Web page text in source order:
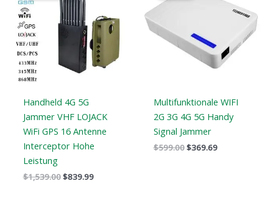
Handheld 4G 5G
Jammer VHF LOJACK
WiFi GPS 16 Antenne
Interceptor Hohe
Leistung
$1,539.00
war:
$1,539.00.
$839.99
$839.99.
Multifunktionale WIFI
2G 3G 4G 5G Handy
Signal Jammer
$599.00$369.69
ist:
$369.69.